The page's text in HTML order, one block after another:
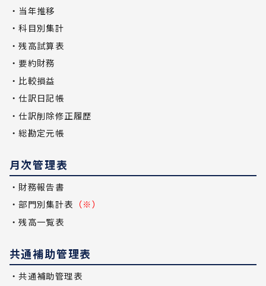
・当年推移
・科目別集計
・残高試算表
・要約財務
・比較損益
・仕訳日記帳
・仕訳削除修正履歴
・総勘定元帳
月次管理表
・財務報告書
・部門別集計表 （※）
・残高一覧表
共通補助管理表
・共通補助管理表